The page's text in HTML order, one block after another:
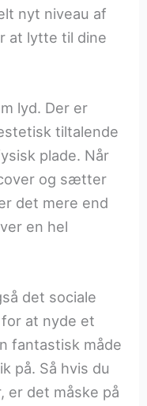
nyt niveau af
at lytte til dine
lyd. Der er
tiltalende
plade. Når
og sætter
det mere end
en hel
det sociale
at nyde et
fantastisk måde
på. Så hvis du
er det måske på